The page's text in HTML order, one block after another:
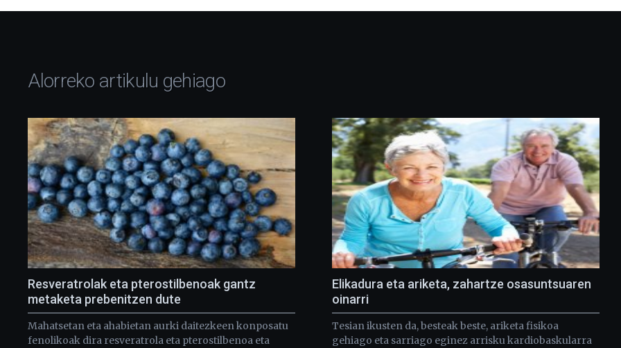
Alorreko artikulu gehiago
Resveratrolak eta pterostilbenoak gantz
metaketa prebenitzen dute
Mahatsetan eta ahabietan aurki daitezkeen konposatu
fenolikoak dira resveratrola eta pterostilbenoa eta
Elikadura eta ariketa, zahartze osasuntsuaren
oinarri
Tesian ikusten da, besteak beste, ariketa fisikoa
gehiago eta sarriago eginez arrisku kardiobaskularra